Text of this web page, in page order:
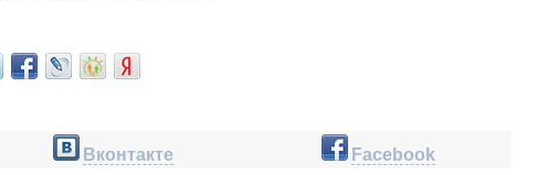
Вконтакте Facebook